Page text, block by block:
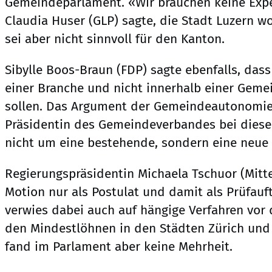
Claudia Huser (GLP) sagte, die Stadt Luzern
sei aber nicht sinnvoll für den Kanton.
Sibylle Boos-Braun (FDP) sagte ebenfalls,
einer Branche und nicht innerhalb einer
sollen. Das Argument der
Präsidentin des Gemeindeverbandes bei
nicht um eine bestehende, sondern eine neue
Regierungspräsidentin Michaela Tschuor
Motion nur als Postulat und damit als
verwies dabei auch auf hängige Verfahren
den Mindestlöhnen in den Städten Zürich
fand im Parlament aber keine Mehrheit.